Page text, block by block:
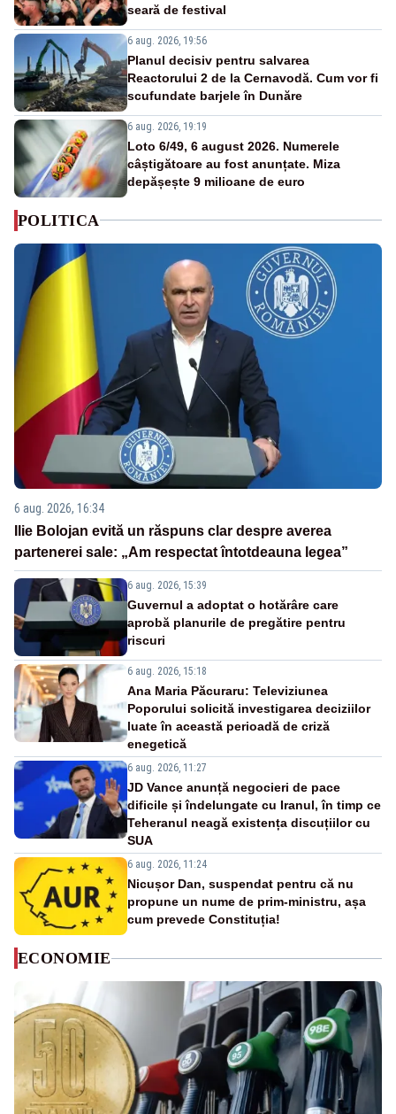
seară de festival
6 aug. 2026, 19:56
Planul decisiv pentru salvarea
Reactorului 2 de la Cernavodă. Cum vor fi
scufundate barjele în Dunăre
6 aug. 2026, 19:19
Loto 6/49, 6 august 2026. Numerele
câștigătoare au fost anunțate. Miza
depășește 9 milioane de euro
POLITICA
6 aug. 2026, 16:34
Ilie Bolojan evită un răspuns clar despre averea
partenerei sale: „Am respectat întotdeauna legea”
6 aug. 2026, 15:39
Guvernul a adoptat o hotărâre care
aprobă planurile de pregătire pentru
riscuri
6 aug. 2026, 15:18
Ana Maria Păcuraru: Televiziunea
Poporului solicită investigarea deciziilor
luate în această perioadă de criză
enegetică
6 aug. 2026, 11:27
JD Vance anunță negocieri de pace
dificile și îndelungate cu Iranul, în timp ce
Teheranul neagă existența discuțiilor cu
SUA
6 aug. 2026, 11:24
Nicușor Dan, suspendat pentru că nu
propune un nume de prim-ministru, așa
cum prevede Constituția!
ECONOMIE